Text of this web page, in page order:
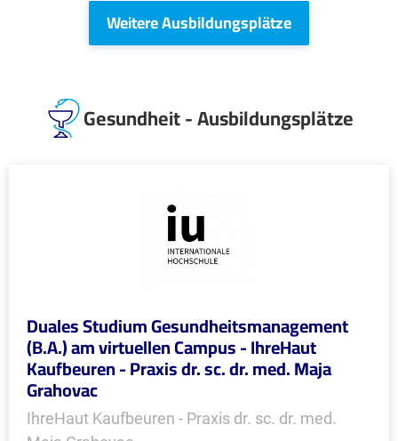
Weitere Ausbildungsplätze
Gesundheit - Ausbildungsplätze
Duales Studium Gesundheitsmanagement
(B.A.) am virtuellen Campus - IhreHaut
Kaufbeuren - Praxis dr. sc. dr. med. Maja
Grahovac
IhreHaut Kaufbeuren - Praxis dr. sc. dr. med.